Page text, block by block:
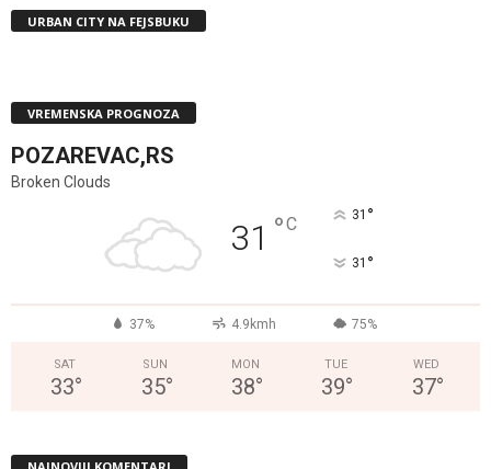
URBAN CITY NA FEJSBUKU
VREMENSKA PROGNOZA
POZAREVAC,RS
Broken Clouds
31 °C 31 °
31 °
37% 4.9kmh 75%
SAT
33°
SUN
35°
MON
38°
TUE
39°
WED
37°